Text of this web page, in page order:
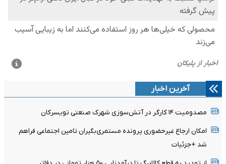
آخرین اخبار
مصدومیت ۱۴ کارگر در آتش‌سوزی شهرک صنعتی تویسرکان
امکان ارجاع غیرحضوری پرونده مستمری‌بگیران تامین اجتماعی فراهم
شد +جزئیات